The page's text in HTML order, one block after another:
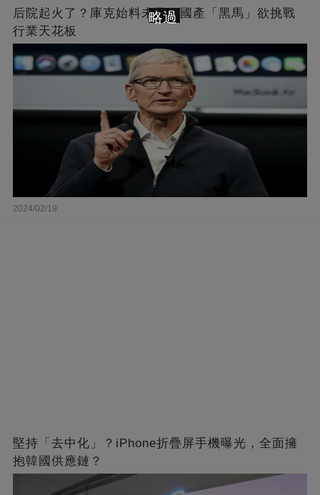
后院起火了？庫克始料未及，國產「黑馬」欲挑戰
行業天花板
2024/02/19
堅持「去中化」？iPhone折疊屏手機曝光，全面擁
抱韓國供應鏈？
略過